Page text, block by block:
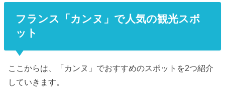
フランス「カンヌ」で人気の観光スポ
ット
ここからは、「カンヌ」 でおすすめのスポットを2つ紹介
していきます。